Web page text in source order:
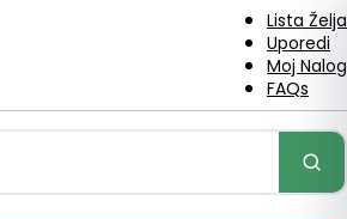
Lista Želja
Uporedi
Moj Nalog
FAQs